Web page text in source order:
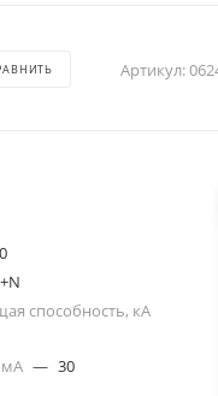
Артикул:
способность, кА
мА — 30